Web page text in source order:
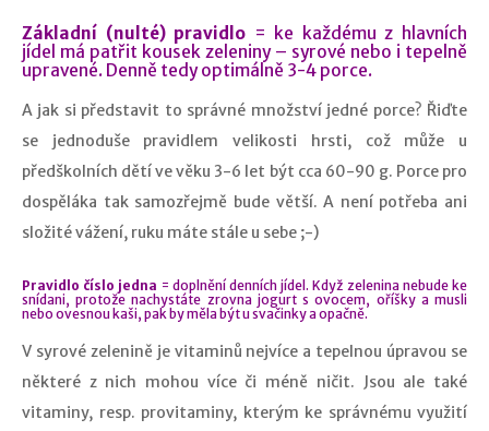
Základní (nulté) pravidlo = ke každému z hlavních
jídel má patřit kousek zeleniny – syrové nebo i tepelně
upravené. Denně tedy optimálně 3-4 porce.
A jak si představit to správné množství jedné porce? Řiďte
se jednoduše pravidlem velikosti hrsti, což může u
předškolních dětí ve věku 3-6 let být cca 60-90 g. Porce pro
dospěláka tak samozřejmě bude větší. A není potřeba ani
složité vážení, ruku máte stále u sebe ;-)
Pravidlo číslo jedna = doplnění denních jídel. Když zelenina nebude ke
snídani, protože nachystáte zrovna jogurt s ovocem, oříšky a musli
nebo ovesnou kaši, pak by měla být u svačinky a opačně.
V syrové zelenině je vitaminů nejvíce a tepelnou úpravou se
některé z nich mohou více či méně ničit. Jsou ale také
vitaminy, resp. provitaminy, kterým ke správnému využití